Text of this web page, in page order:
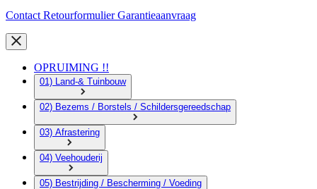
Contact RetourformulierGarantieaanvraag
OPRUIMING !!
01) Land-& Tuinbouw
02) Bezems / Borstels / Schildersgereedschap
03) Afrastering
04) Veehouderij
05) Bestrijding / Bescherming / Voeding